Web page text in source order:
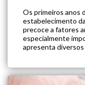
Os primeiros anos
estabelecimento
precoce a fatores
especialmente
apresenta
microbiota